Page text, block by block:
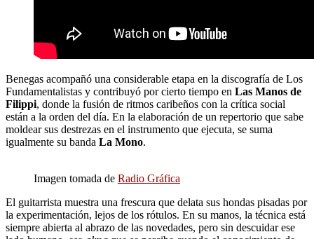
Benegas acompañó una considerable etapa en la discografía de Los
Fundamentalistas y contribuyó por cierto tiempo en Las Manos de
Filippi, donde la fusión de ritmos caribeños con la crítica social
están a la orden del día. En la elaboración de un repertorio que sabe
moldear sus destrezas en el instrumento que ejecuta, se suma
igualmente su banda La Mono.
Imagen tomada de Radio Gráfica
El guitarrista muestra una frescura que delata sus hondas pisadas por
la experimentación, lejos de los rótulos. En su manos, la técnica está
siempre abierta al abrazo de las novedades, pero sin descuidar ese